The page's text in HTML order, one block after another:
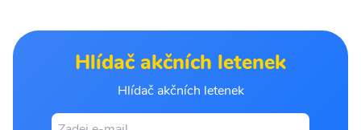
Hlídač akčních letenek
Hlídač akčních letenek